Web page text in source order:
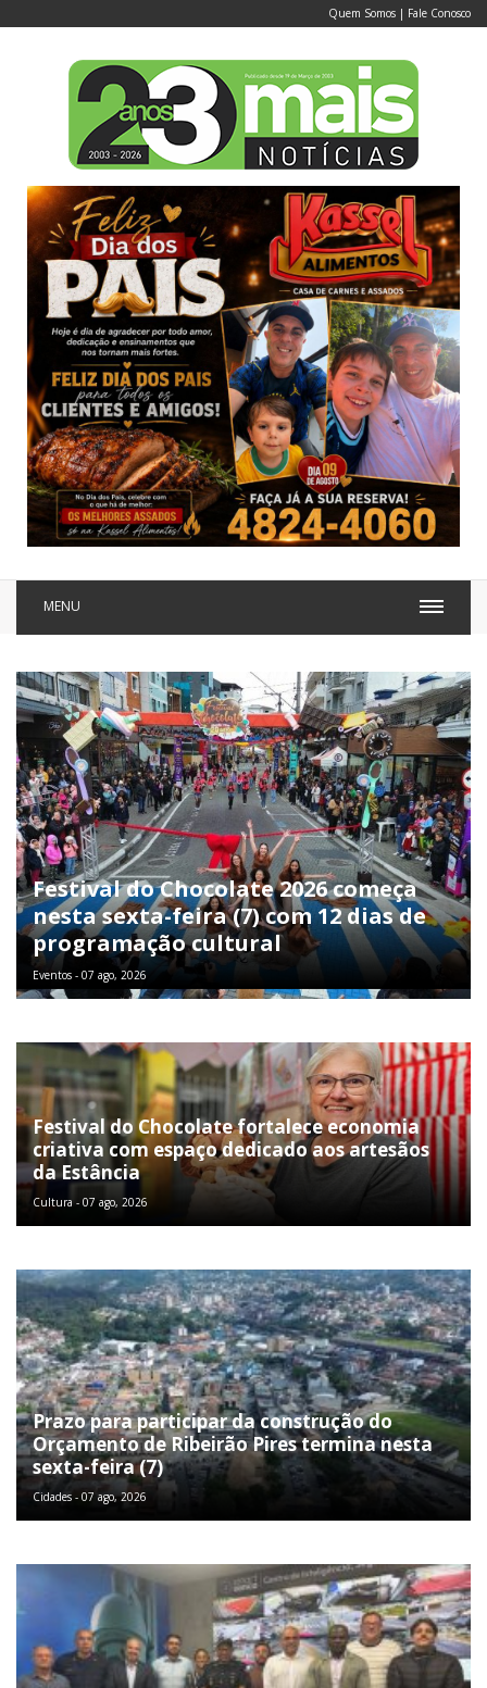
Quem Somos | Fale Conosco
MENU
Festival do Chocolate 2026 começa
nesta sexta-feira (7) com 12 dias de
programação cultural
Eventos - 07 ago, 2026
Festival do Chocolate fortalece economia
criativa com espaço dedicado aos artesãos
da Estância
Cultura - 07 ago, 2026
Prazo para participar da construção do
Orçamento de Ribeirão Pires termina nesta
sexta-feira (7)
Cidades - 07 ago, 2026